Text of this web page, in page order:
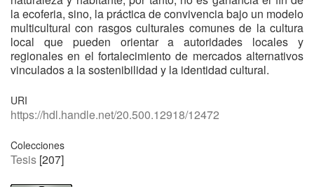
la ecoferia, sino, la práctica de convivencia bajo un modelo
multicultural con rasgos culturales comunes de la cultura
local que pueden orientar a autoridades locales y
regionales en el fortalecimiento de mercados alternativos
vinculados a la sostenibilidad y la identidad cultural.
URI
https://hdl.handle.net/20.500.12918/12472
Colecciones
Tesis [207]